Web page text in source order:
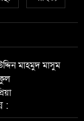
মাহমুদ মাসুম
: